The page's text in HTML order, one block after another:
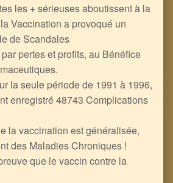
les + sérieuses aboutissent à la
Vaccination a provoqué un
de Scandales
pertes et profits, au Bénéfice
la seule période de 1991 à 1996,
enregistré 48743 Complications
la vaccination est généralisée,
des Maladies Chroniques !
que le vaccin contre la